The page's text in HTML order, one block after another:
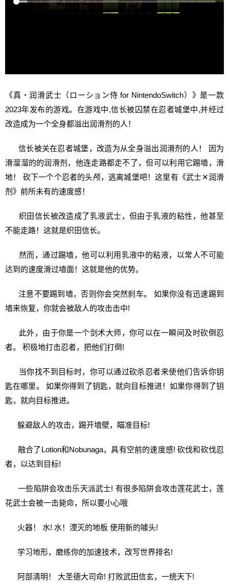
《真・润滑武士（ローション侍 for NintendoSwitch）》是一款
2023年发布的游戏。在游戏中,信长被囚禁在忍者城堡中,并经过
改造成为一个全身都溢出润滑剂的人！
信长被关在忍者城堡，改造为从全身溢出润滑剂的人！ 因为
滑溜溜的的润滑剂，他连走路都走不了，但可以利用它踢墙，滑
地！ 砍下一个个忍者的头颅，逃离城堡吧！这里有《武士✕润滑
剂》前所未有的速度感！
织田信长被改造成了乳液武士，但由于乳液的粘性，他甚至
不能走路！这就是织田信长。
然而，通过踢墙，他可以利用乳液中的粘液，以常人不可能
达到的速度滑过墙面！这就是他的优势。
注意不要踢到墙，否则你会突然刹车。 如果你没有迅速踢到
墙来恢复，你就会被敌人的攻击击中!
此外，由于你是一个剑术大师，你可以在一瞬间及时砍倒忍
者。 积极地打击忍者，把他们打倒!
当你找不到目标时，你可以通过砍杀忍者来使他们告诉你钥
匙在哪里。 如果你得到了钥匙，就向目标推进！如果你得到了钥
匙，就向目标推进。
躲避敌人的攻击，踢开墙壁，瞄准目标!
融合了Lotion和Nobunaga，具有空前的速度感! 砍伐和砍伐忍
者，以达到目标!
一些陷阱会攻击乐天派武士! 有很多陷阱会攻击莲花武士，莲
花武士会被一击毙命，所以要小心哦
火器！ 水! 水！湮灭的地板 使用新的噱头!
学习地形，磨练你的加速技术，改写世界排名!
阿部清明！ 大圣德大司命! 打败武田信玄，一统天下!